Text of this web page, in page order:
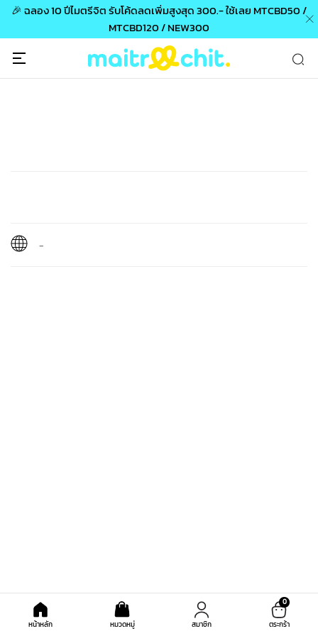
🎉 ฉลอง 10 ปีไมตรีจิต รับโค้ดลดเพิ่มสูงสุด 300.- ใช้เลย MTCBD50 /
MTCBD120 / NEW300
หน้าหลัก หมวดหมู่ สมาชิก
0
ตระกร้า
-